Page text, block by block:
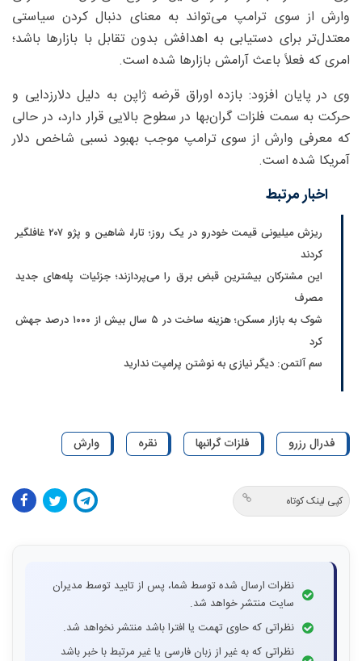
وارش از سوی ترامپ می‌تواند به معنای دنبال کردن سیاستی
معتدل‌تر برای دستیابی به اهدافش بدون تقابل با بازارها باشد؛
امری که فعلاً باعث آرامش بازارها شده است.
وی در پایان افزود: بازده اوراق قرضه ژاپن به دلیل دلارزدایی و
حرکت به سمت فلزات گران‌بها در سطوح بالایی قرار دارد، در حالی
که معرفی وارش از سوی ترامپ موجب بهبود نسبی شاخص دلار
آمریکا شده است.
اخبار مرتبط
ریزش میلیونی قیمت خودرو در یک روز؛ تارا، شاهین و پژو ۲۰۷ غافلگیر
کردند
این مشترکان بیشترین قبض برق را می‌پردازند؛ جزئیات پله‌های جدید
مصرف
شوک به بازار مسکن؛ هزینه ساخت در ۵ سال بیش از ۱۰۰۰ درصد جهش
کرد
سم آلتمن: دیگر نیازی به نوشتن پرامپت ندارید
فدرال رزرو فلزات گرانبها نقره وارش
کپی لینک کوتاه
نظرات ارسال شده توسط شما، پس از تایید توسط مدیران
سایت منتشر خواهد شد.
نظراتی که حاوی تهمت یا افترا باشد منتشر نخواهد شد.
نظراتی که به غیر از زبان فارسی یا غیر مرتبط با خبر باشد